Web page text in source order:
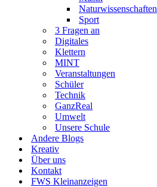
Naturwissenschaften
Sport
3 Fragen an
Digitales
Klettern
MINT
Veranstaltungen
Schüler
Technik
GanzReal
Umwelt
Unsere Schule
Andere Blogs
Kreativ
Über uns
Kontakt
FWS Kleinanzeigen